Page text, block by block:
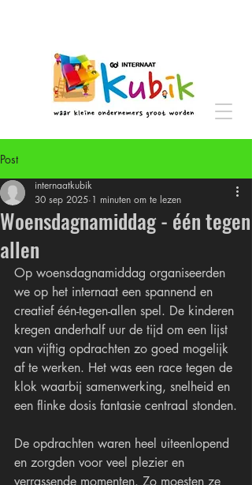
Post
Woensdagnamiddag - één tegen
allen
internaatkubik
30 sep 2025 1 minuten om te lezen
Op woensdagnamiddag organiseerden
we op het internaat een spannend en
creatief één-tegen-allen spel. De kinderen
kregen anderhalf uur de tijd om een lijst
van vijftig opdrachten zo goed mogelijk
af te werken. Het was een race tegen de
klok waarbij samenwerking, snelheid en
een flinke dosis fantasie centraal stonden.
De opdrachten waren heel uiteenlopend
en zorgden voor veel plezier en
verrassende momenten. Zo moesten ze